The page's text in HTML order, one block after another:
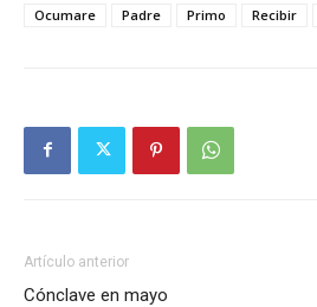
Ocumare
Padre Primo Recibir
Artículo anterior
Cónclave en mayo